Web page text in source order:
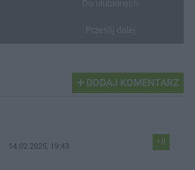
DODAJ KOMENTARZ
+8
14.02.2025, 19:43